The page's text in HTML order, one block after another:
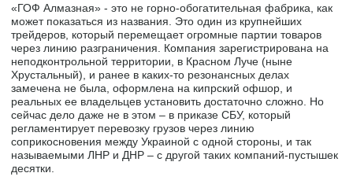
«ГОФ Алмазная» - это не горно-обогатительная фабрика, как
может показаться из названия. Это один из крупнейших
трейдеров, который перемещает огромные партии товаров
через линию разграничения. Компания зарегистрирована на
неподконтрольной территории, в Красном Луче (ныне
Хрустальный), и ранее в каких-то резонансных делах
замечена не была, оформлена на кипрский офшор, и
реальных ее владельцев установить достаточно сложно. Но
сейчас дело даже не в этом – в приказе СБУ, который
регламентирует перевозку грузов через линию
соприкосновения между Украиной с одной стороны, и так
называемыми ЛНР и ДНР – с другой таких компаний-пустышек
десятки.